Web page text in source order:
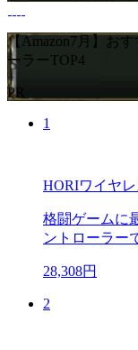
【Amazon7月】お
ーラーTOP4
PR
1
HORIワイヤ
格闘ゲームに
ントローラー
28,308円
2